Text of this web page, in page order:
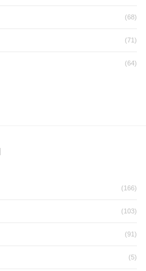
(68)
(71)
(64)
(166)
(103)
(91)
(5)